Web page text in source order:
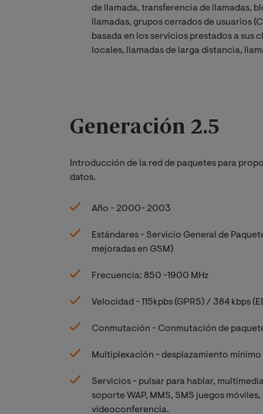
de llamada, transferencia de llamadas,
llamadas, grupos cerrados de usuarios
basada en los servicios prestados a sus
locales, llamadas de larga distancia,
Generación 2.5
Introducción de la red de paquetes para
datos.
Año - 2000- 2003
Estándares - Servicio General de
mejoradas en GSM)
Frecuencia: 850 -1900 MHz
Velocidad - 115kpbs (GPRS) / 384 kbps
Conmutación - Conmutación de
Multiplexación - desplazamiento mínimo
Servicios - pulsar para hablar,
soporte WAP, MMS, SMS juegos
videoconferencia.